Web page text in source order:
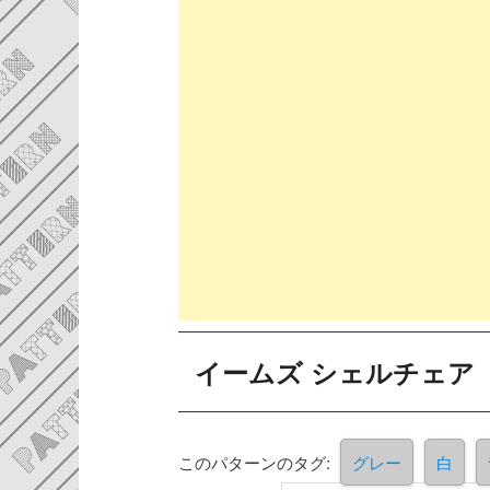
イームズ シェルチェア
このパターンのタグ: グレー 白